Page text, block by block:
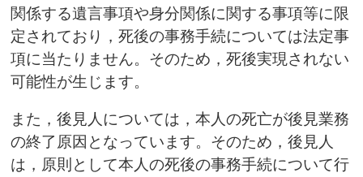
関係する遺言事項や身分関係に関する事項等に限
定されており，死後の事務手続については法定事
項に当たりません。そのため，死後実現されない
可能性が生じます。
また，後見人については，本人の死亡が後見業務
の終了原因となっています。そのため，後見人
は，原則として本人の死後の事務手続について行